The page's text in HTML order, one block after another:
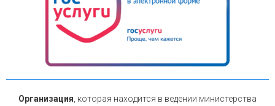
Организация , которая находится в ведении министерства